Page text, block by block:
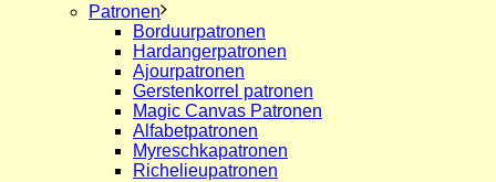
Patronen
Borduurpatronen
Hardangerpatronen
Ajourpatronen
Gerstenkorrel patronen
Magic Canvas Patronen
Alfabetpatronen
Myreschkapatronen
Richelieupatronen